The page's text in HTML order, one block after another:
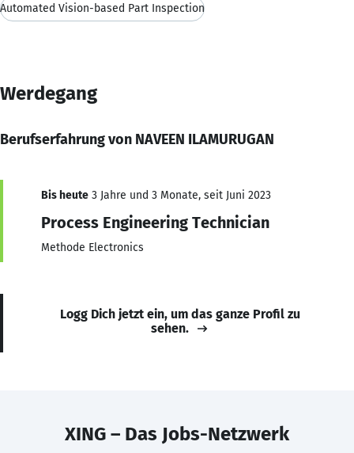
Automated Vision-based Part Inspection
Werdegang
Berufserfahrung von NAVEEN ILAMURUGAN
Bis heute 3 Jahre und 3 Monate, seit Juni 2023
Process Engineering Technician
Methode Electronics
Logg Dich jetzt ein, um das ganze Profil zu
sehen.
XING – Das Jobs-Netzwerk